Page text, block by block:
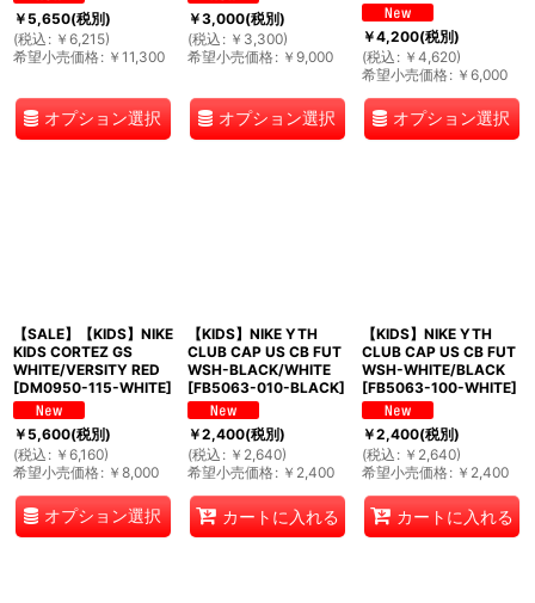
￥5,650(税別)
(税込 : ￥ 6,215)
希望小売価格: ￥ 11,300
オプション選択
￥3,000(税別)
(税込 : ￥ 3,300)
希望小売価格: ￥ 9,000
オプション選択
￥4,200(税別)
(税込 : ￥ 4,620)
希望小売価格: ￥ 6,000
オプション選択
【SALE】【KIDS】NIKE
KIDS CORTEZ GS
WHITE/VERSITY RED
[DM0950-115-WHITE]
￥5,600(税別)
(税込 : ￥ 6,160)
希望小売価格: ￥ 8,000
オプション選択
【KIDS】NIKE YTH
CLUB CAP US CB FUT
WSH-BLACK/WHITE
[FB5063-010-BLACK]
￥2,400(税別)
(税込 : ￥ 2,640)
希望小売価格: ￥ 2,400
カートに入れる
【KIDS】NIKE YTH
CLUB CAP US CB FUT
WSH-WHITE/BLACK
[FB5063-100-WHITE]
￥2,400(税別)
(税込 : ￥ 2,640)
希望小売価格: ￥ 2,400
カートに入れる